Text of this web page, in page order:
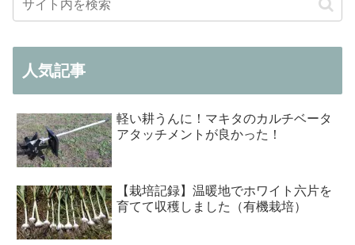
人気記事
軽い耕うんに！マキタのカルチベータ
アタッチメントが良かった！
【栽培記録】温暖地でホワイト六片を
育てて収穫しました（有機栽培）